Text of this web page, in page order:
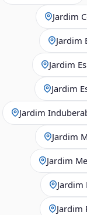
Jardim
Jardim
Jardim
Jardim
Jardim
Jardim
Jardim
Jardim
Jardim